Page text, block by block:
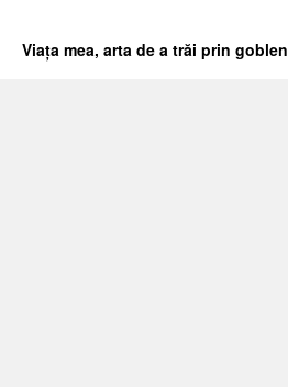
Viața mea, arta de a trăi prin goblen